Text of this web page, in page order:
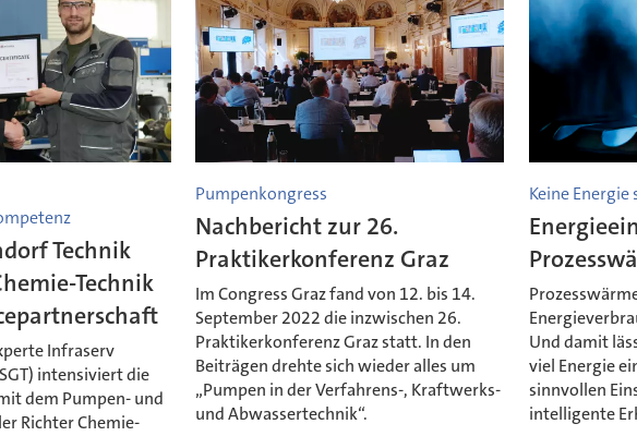
Technik
Technik
Infraserv
intensiviert die
dem Pumpen- und
Richter Chemie-
Pumpenkongress
Nachbericht zur 26.
Praktikerkonferenz Graz
Im Congress Graz fand von 12. bis 14.
September 2022 die inzwischen 26.
Praktikerkonferenz Graz statt. In den
Beiträgen drehte sich wieder alles um
„Pumpen in der Verfahrens-, Kraftwerks-
und Abwassertechnik“.
Keine
Und damit
viel Energie
sinnvollen
intelligente